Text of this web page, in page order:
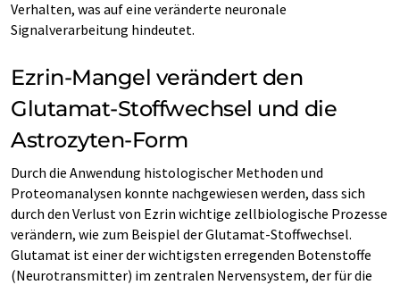
Verhalten, was auf eine veränderte neuronale
Signalverarbeitung hindeutet.
Ezrin-Mangel verändert den
Glutamat-Stoffwechsel und die
Astrozyten-Form
Durch die Anwendung histologischer Methoden und
Proteomanalysen konnte nachgewiesen werden, dass sich
durch den Verlust von Ezrin wichtige zellbiologische Prozesse
verändern, wie zum Beispiel der Glutamat-Stoffwechsel.
Glutamat ist einer der wichtigsten erregenden Botenstoffe
(Neurotransmitter) im zentralen Nervensystem, der für die